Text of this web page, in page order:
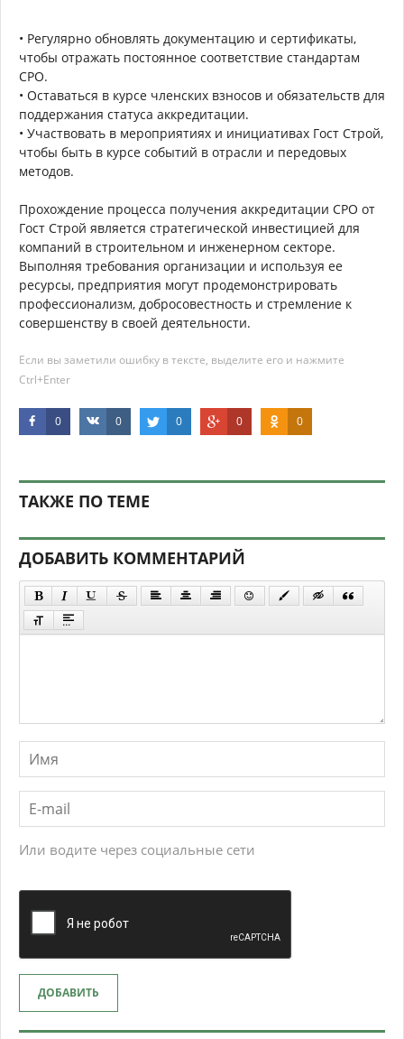
• Регулярно обновлять документацию и сертификаты,
чтобы отражать постоянное соответствие стандартам
СРО.
• Оставаться в курсе членских взносов и обязательств для
поддержания статуса аккредитации.
• Участвовать в мероприятиях и инициативах Гост Строй,
чтобы быть в курсе событий в отрасли и передовых
методов.
Прохождение процесса получения аккредитации СРО от
Гост Строй является стратегической инвестицией для
компаний в строительном и инженерном секторе.
Выполняя требования организации и используя ее
ресурсы, предприятия могут продемонстрировать
профессионализм, добросовестность и стремление к
совершенству в своей деятельности.
Если вы заметили ошибку в тексте, выделите его и нажмите
Ctrl+Enter
0 0 0 0 0
ТАКЖЕ ПО ТЕМЕ
ДОБАВИТЬ КОММЕНТАРИЙ
Или водите через социальные сети
ДОБАВИТЬ